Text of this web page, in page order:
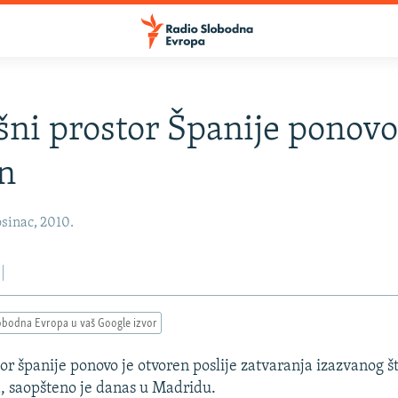
prostor Španije ponovo
2010.
Evropa u vaš Google izvor
španije ponovo je otvoren poslije zatvaranja izazvanog
saopšteno je danas u Madridu.